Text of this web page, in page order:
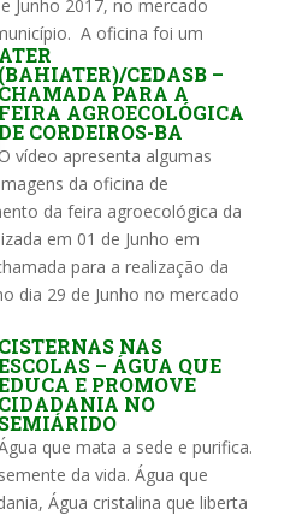
Junho 2017, no mercado
A oficina foi um
ATER
CEDASB –
CHAMADA PARA A
FEIRA AGROECOLÓGICA
DE CORDEIROS-BA
O vídeo apresenta algumas
da oficina de
da feira agroecológica da
em 01 de Junho em
para a realização da
dia 29 de Junho no mercado
CISTERNAS NAS
– ÁGUA QUE
E PROMOVE
CIDADANIA NO
SEMIÁRIDO
que mata a sede e purifica.
da vida. Água que
Água cristalina que liberta